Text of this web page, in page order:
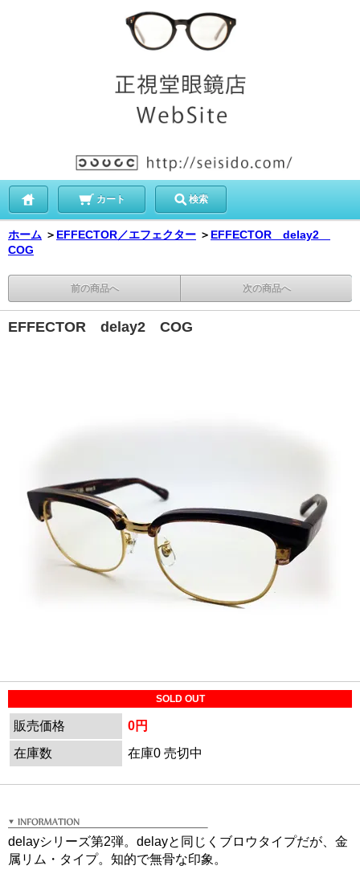
カート 検索
ホーム ＞ EFFECTOR／エフェクター ＞ EFFECTOR delay2
COG
前の商品へ 次の商品へ
EFFECTOR delay2 COG
SOLD OUT
販売価格
0円
在庫数
在庫0 売切中
delayシリーズ第2弾。delayと同じくブロウタイプだが、金
属リム・タイプ。知的で無骨な印象。